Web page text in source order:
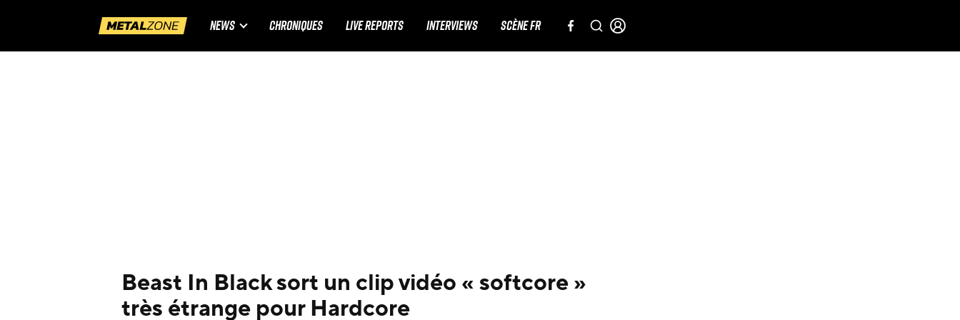
NEWS CHRONIQUES LIVE REPORTS INTERVIEWS SCÈNE FR
Beast In Black sort un clip vidéo « softcore »
très étrange pour Hardcore